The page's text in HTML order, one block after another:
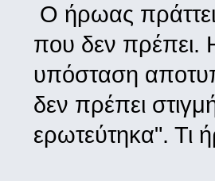
Ο ήρωας
που δεν πρέπει.
υπόσταση
δεν πρέπει
ερωτεύτηκα". Τι